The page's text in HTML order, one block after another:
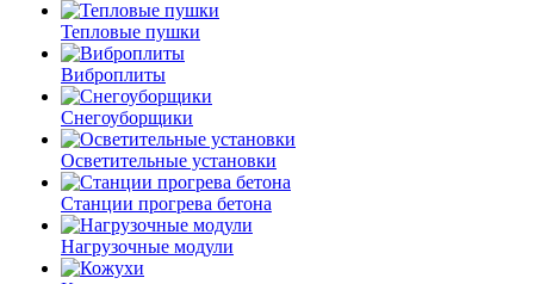
Тепловые пушки
Виброплиты
Снегоуборщики
Осветительные установки
Станции прогрева бетона
Нагрузочные модули